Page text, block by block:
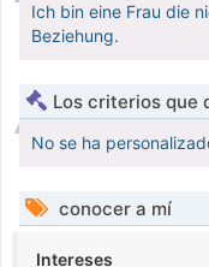
Ich bin eine Frau die
Beziehung.
Los criterios que
No se ha
conocer a mí
Intereses